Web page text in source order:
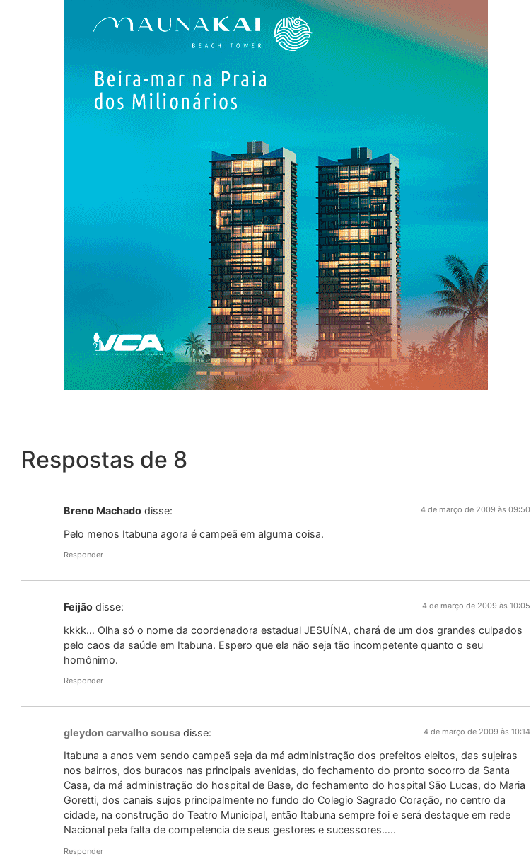
Respostas de 8
Breno Machado disse: 4 de março de 2009 às 09:50
Pelo menos Itabuna agora é campeã em alguma coisa.
Responder
Feijão disse: 4 de março de 2009 às 10:05
kkkk… Olha só o nome da coordenadora estadual JESUÍNA, chará de um dos grandes culpados
pelo caos da saúde em Itabuna. Espero que ela não seja tão incompetente quanto o seu
homônimo.
Responder
gleydon carvalho sousa disse: 4 de março de 2009 às 10:14
Itabuna a anos vem sendo campeã seja da má administração dos prefeitos eleitos, das sujeiras
nos bairros, dos buracos nas principais avenidas, do fechamento do pronto socorro da Santa
Casa, da má administração do hospital de Base, do fechamento do hospital São Lucas, do Maria
Goretti, dos canais sujos principalmente no fundo do Colegio Sagrado Coração, no centro da
cidade, na construção do Teatro Municipal, então Itabuna sempre foi e será destaque em rede
Nacional pela falta de competencia de seus gestores e sucessores…..
Responder